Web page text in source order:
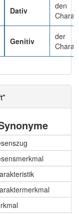
Dativ
den
Genitiv
der